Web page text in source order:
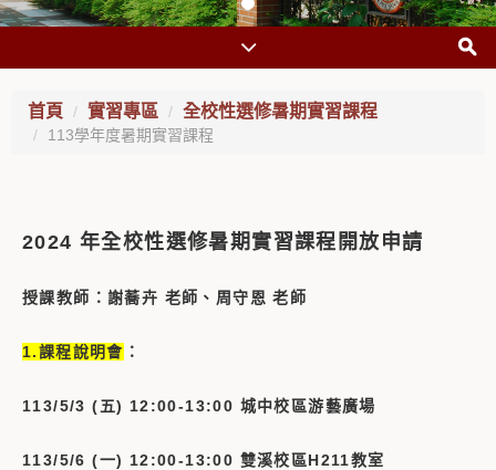
首頁 實習專區 全校性選修暑期實習課程
113學年度暑期實習課程
2024 年全校性選修暑期實習課程開放申請
授課教師：謝蕎卉 老師、周守恩 老師
1.課程說明會 ：
113/5/3 (五) 12:00-13:00 城中校區游藝廣場
113/5/6 (一) 12:00-13:00 雙溪校區H211教室